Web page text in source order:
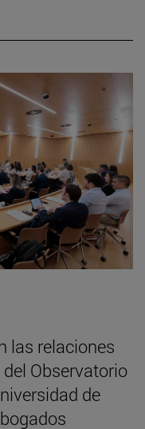
las relaciones
Observatorio
de